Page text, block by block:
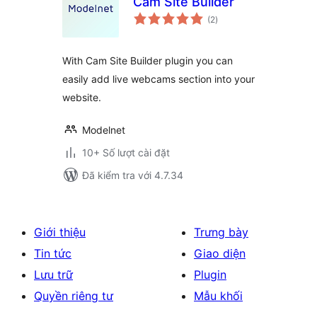
(2tổng
đánh
)
With Cam Site Builder plugin you can
easily add live webcams section into your
website.
Modelnet
10+ Số lượt cài đặt
Đã kiểm tra với 4.7.34
Giới thiệu
Tin tức
Lưu trữ
Quyền riêng tư
Trưng bày
Giao diện
Plugin
Mẫu khối